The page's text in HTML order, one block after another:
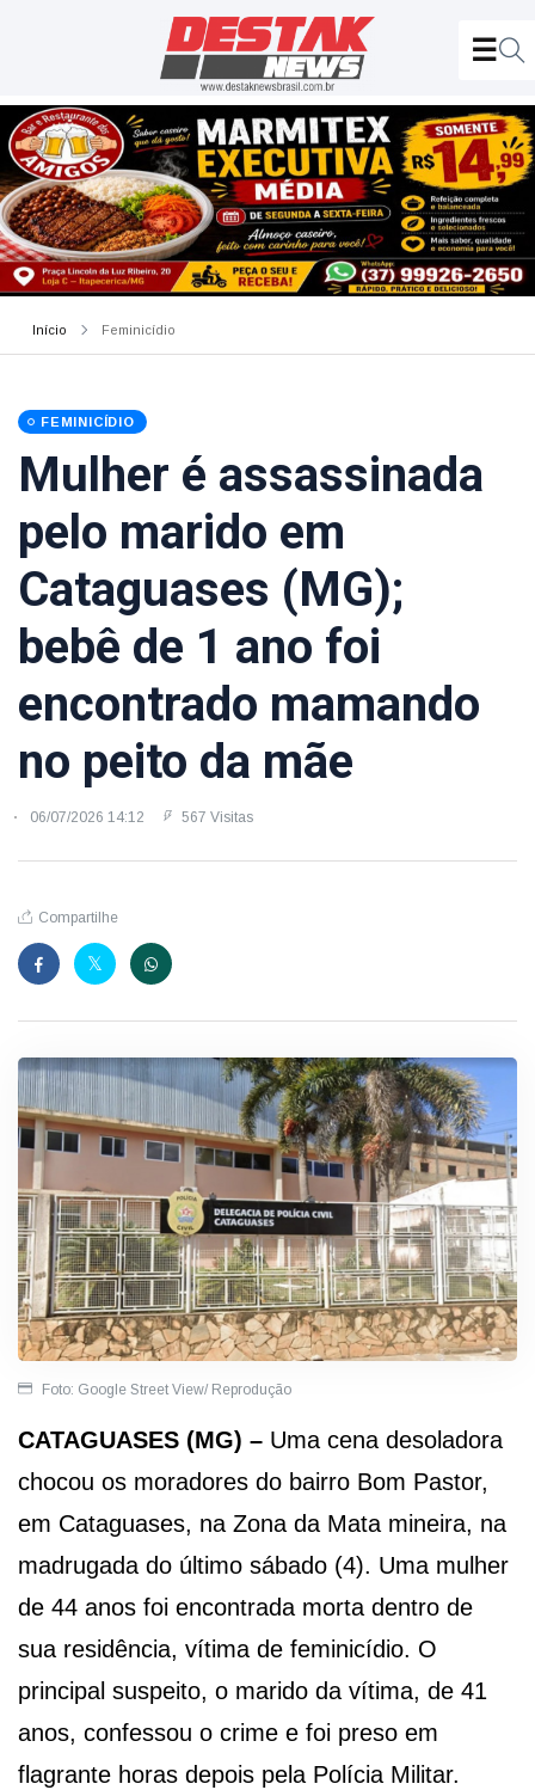
Início Feminicídio
FEMINICÍDIO
Mulher é assassinada
pelo marido em
Cataguases (MG);
bebê de 1 ano foi
encontrado mamando
no peito da mãe
06/07/2026 14:12 567 Visitas
Compartilhe
Foto: Google Street View/ Reprodução
CATAGUASES (MG) – Uma cena desoladora
chocou os moradores do bairro Bom Pastor,
em Cataguases, na Zona da Mata mineira, na
madrugada do último sábado (4). Uma mulher
de 44 anos foi encontrada morta dentro de
sua residência, vítima de feminicídio. O
principal suspeito, o marido da vítima, de 41
anos, confessou o crime e foi preso em
flagrante horas depois pela Polícia Militar.